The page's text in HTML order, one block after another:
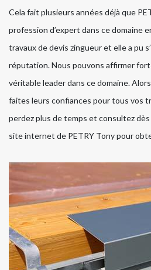
Cela fait plusieurs années déjà que
profession d’expert dans ce domaine
travaux de devis zingueur et elle a pu
réputation. Nous pouvons affirmer
véritable leader dans ce domaine.
faites leurs confiances pour tous vos
perdez plus de temps et consultez
site internet de PETRY Tony pour